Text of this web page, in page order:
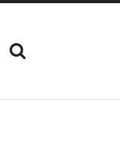
顯
示
位